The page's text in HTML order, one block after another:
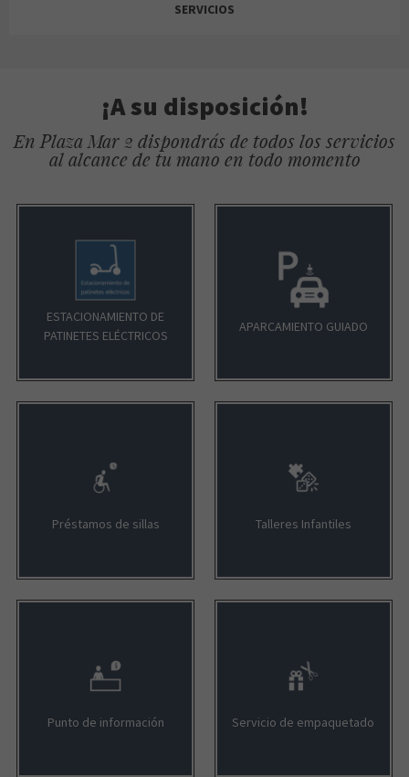
RIBS
SERVICIOS
ADMON LOTERÍA
FARMACIA LOZANO
¡A su disposición!
En Plaza Mar 2 dispondrás de todos los servicios
al alcance de tu mano en todo momento
ESTACIONAMIENTO DE
PATINETES ELÉCTRICOS
APARCAMIENTO GUIADO
Préstamos de sillas Talleres Infantiles
Punto de información Servicio de empaquetado